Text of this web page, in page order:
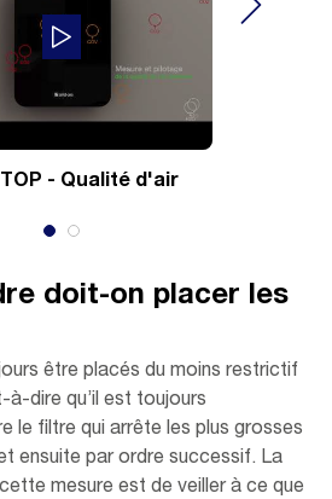
- Qualité d'air
doit-on placer les
être placés du moins restrictif
à-dire qu’il est toujours
le filtre qui arrête les plus grosses
ensuite par ordre successif. La
mesure est de veiller à ce que